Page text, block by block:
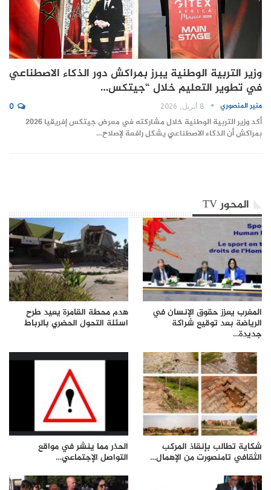
وزير التربية الوطنية يبرز بمراكش دور الذكاء الاصطناعي
في تطوير التعليم خلال “جيتكس…
منير المنصوري 8 أبريل, 2026 0
أكد وزير التربية الوطنية خلال مشاركته في معرض جيتكس إفريقيا 2026
بمراكش أن الذكاء الاصطناعي يشكل رافعة لإصلاح…
المحور TV
المغرب يعزز حقوق الإنسان في
الرياضة بعد توقيع شراكة
جديدة…
هدم محطة القامرة يعيد طرح
اسئلة التحول الحضري بالرباط
شكاية تطالب بإنقاذ المركب
الثقافي تامنصورت من الإهمال…
الحذر مما ينشر في مواقع
التواصل الإجتماعي…